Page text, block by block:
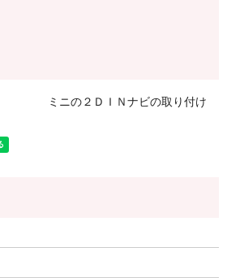
ミニの２ＤＩＮナビの取り付け